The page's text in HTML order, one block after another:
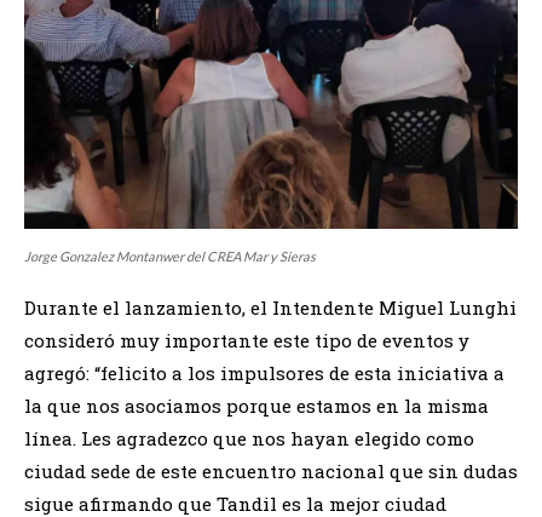
Jorge Gonzalez Montanwer del CREA Mar y Sieras
Durante el lanzamiento, el Intendente Miguel Lunghi
consideró muy importante este tipo de eventos y
agregó: “felicito a los impulsores de esta iniciativa a
la que nos asociamos porque estamos en la misma
línea. Les agradezco que nos hayan elegido como
ciudad sede de este encuentro nacional que sin dudas
sigue afirmando que Tandil es la mejor ciudad